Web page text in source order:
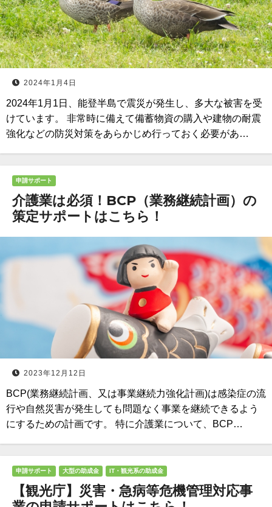
2024年1月4日
2024年1月1日、能登半島で震災が発生し、多大な被害を受
けています。 非常時に備えて備蓄物資の購入や建物の耐震
強化などの防災対策をあらかじめ行っておく必要があ…
申請サポート
介護業は必須！BCP（業務継続計画）の
策定サポートはこちら！
2023年12月12日
BCP(業務継続計画、又は事業継続力強化計画)は感染症の流
行や自然災害が発生しても問題なく事業を継続できるよう
にするための計画です。 特に介護業について、BCP…
申請サポート 大型の助成金 IT・観光系の助成金
【観光庁】災害・急病等危機管理対応事